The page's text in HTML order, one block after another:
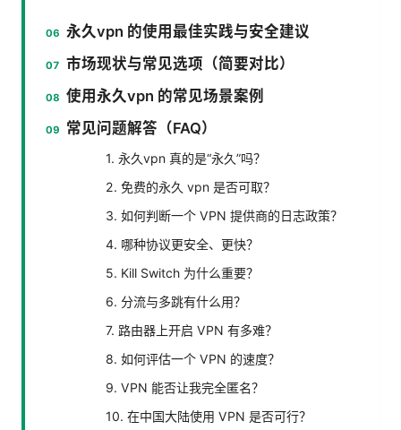
永久vpn 的使用最佳实践与安全建议
市场现状与常见选项（简要对比）
使用永久vpn 的常见场景案例
常见问题解答（FAQ）
1. 永久vpn 真的是“永久”吗？
2. 免费的永久 vpn 是否可取？
3. 如何判断一个 VPN 提供商的日志政策？
4. 哪种协议更安全、更快？
5. Kill Switch 为什么重要？
6. 分流与多跳有什么用？
7. 路由器上开启 VPN 有多难？
8. 如何评估一个 VPN 的速度？
9. VPN 能否让我完全匿名？
10. 在中国大陆使用 VPN 是否可行？